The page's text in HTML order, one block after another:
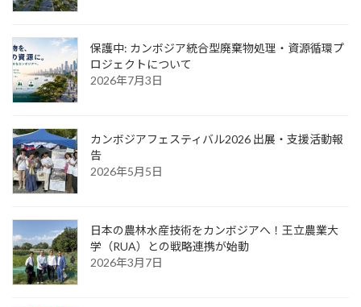
保護中: カンボジア統合型廃棄物処理・資源循環プ
ロジェクトについて
2026年7月3日
カンボジアフェスティバル2026 出展・支援活動報
告
2026年5月5日
日本の農林水産技術をカンボジアへ！王立農業大
学（RUA）との戦略連携が始動
2026年3月7日